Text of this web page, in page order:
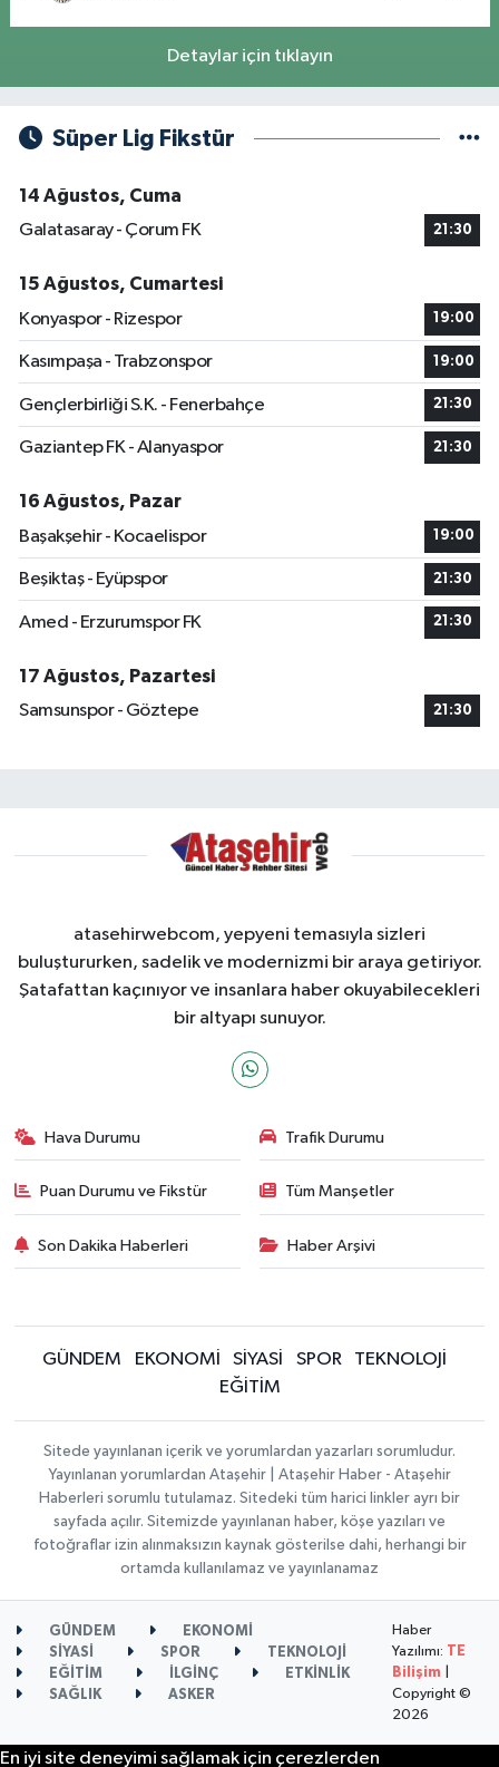
Detaylar için tıklayın
Süper Lig Fikstür
14 Ağustos, Cuma
Galatasaray - Çorum FK
21:30
15 Ağustos, Cumartesi
Konyaspor - Rizespor
19:00
Kasımpaşa - Trabzonspor 19:00
Gençlerbirliği S.K. - Fenerbahçe 21:30
Gaziantep FK - Alanyaspor 21:30
16 Ağustos, Pazar
Başakşehir - Kocaelispor
19:00
Beşiktaş - Eyüpspor 21:30
Amed - Erzurumspor FK 21:30
17 Ağustos, Pazartesi
Samsunspor - Göztepe
21:30
atasehirwebcom, yepyeni temasıyla sizleri
buluştururken, sadelik ve modernizmi bir araya getiriyor.
Şatafattan kaçınıyor ve insanlara haber okuyabilecekleri
bir altyapı sunuyor.
Hava Durumu Trafik Durumu
Puan Durumu ve Fikstür Tüm Manşetler
Son Dakika Haberleri Haber Arşivi
GÜNDEM EKONOMİ SİYASİ SPOR
TEKNOLOJİ
EĞİTİM
Sitede yayınlanan içerik ve yorumlardan yazarları sorumludur.
Yayınlanan yorumlardan Ataşehir | Ataşehir Haber - Ataşehir
Haberleri sorumlu tutulamaz. Sitedeki tüm harici linkler ayrı bir
sayfada açılır. Sitemizde yayınlanan haber, köşe yazıları ve
fotoğraflar izin alınmaksızın kaynak gösterilse dahi, herhangi bir
ortamda kullanılamaz ve yayınlanamaz
GÜNDEM
EKONOMİ
SİYASİ
SPOR
TEKNOLOJİ
EĞİTİM
İLGİNÇ
ETKİNLİK
SAĞLIK
ASKER
Haber
Yazılımı: TE
Bilişim
Copyright ©
2026
En iyi site deneyimi sağlamak için çerezlerden